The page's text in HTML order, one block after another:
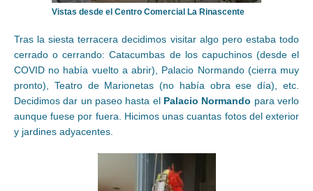
Vistas desde el Centro Comercial La Rinascente
Tras la siesta terracera decidimos visitar algo pero estaba todo
cerrado o cerrando: Catacumbas de los capuchinos (desde el
COVID no había vuelto a abrir), Palacio Normando (cierra muy
pronto), Teatro de Marionetas (no había obra ese día), etc.
Decidimos dar un paseo hasta el Palacio Normando para verlo
aunque fuese por fuera. Hicimos unas cuantas fotos del exterior
y jardines adyacentes.